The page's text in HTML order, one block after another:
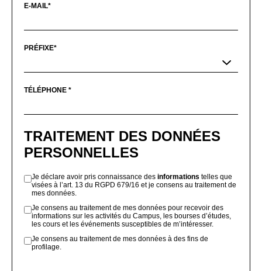
E-MAIL*
PRÉFIXE*
TÉLÉPHONE *
TRAITEMENT DES DONNÉES
PERSONNELLES
Je déclare avoir pris connaissance des informations telles que
visées à l’art. 13 du RGPD 679/16 et je consens au traitement de
mes données.
Je consens au traitement de mes données pour recevoir des
informations sur les activités du Campus, les bourses d’études,
les cours et les événements susceptibles de m’intéresser.
Je consens au traitement de mes données à des fins de
profilage.